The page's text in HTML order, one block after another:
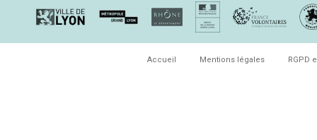
Accueil Mentions légales RGPD